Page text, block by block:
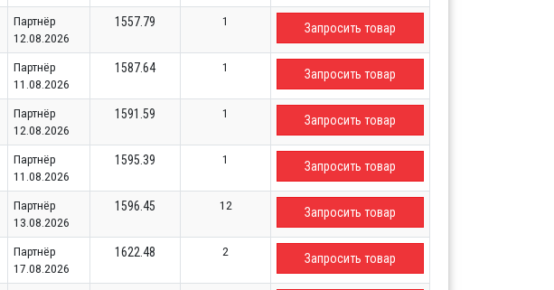
Партнёр
12.08.2026
1557.79 1 Запросить товар
Партнёр
11.08.2026
1587.64 1 Запросить товар
Партнёр
12.08.2026
1591.59 1 Запросить товар
Партнёр
11.08.2026
1595.39 1 Запросить товар
Партнёр
13.08.2026
1596.45 12 Запросить товар
Партнёр
17.08.2026
1622.48 2 Запросить товар